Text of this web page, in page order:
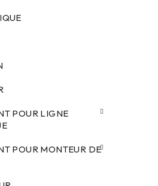
POUR LIGNE
POUR MONTEUR DE